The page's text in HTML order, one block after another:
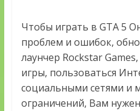
Чтобы играть в GTA 5
проблем и ошибок,
лаунчер Rockstar
игры, пользоваться
социальными сетями и
ограничений, Вам нужен